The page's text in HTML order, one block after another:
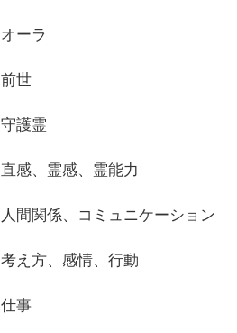
オーラ
前世
守護霊
直感、霊感、霊能力
人間関係、コミュニケーション
考え方、感情、行動
仕事